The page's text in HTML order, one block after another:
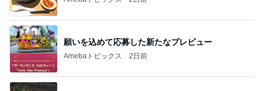
願いを込めて応募した新たなプレビュー
Amebaトピックス 2日前